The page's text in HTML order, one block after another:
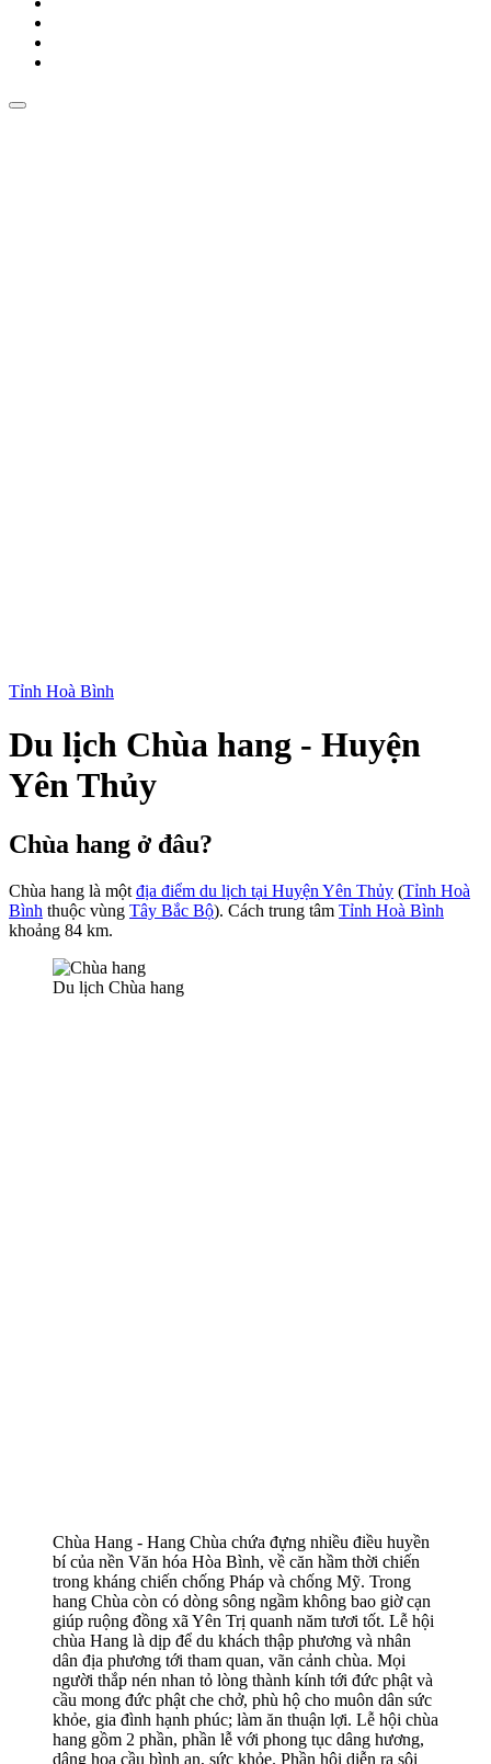
Tỉnh Hoà Bình
Du lịch Chùa hang - Huyện
Yên Thủy
Chùa hang ở đâu?
Chùa hang là một địa điểm du lịch tại Huyện Yên Thủy (Tỉnh Hoà
Bình thuộc vùng Tây Bắc Bộ). Cách trung tâm Tỉnh Hoà Bình
khoảng 84 km.
Du lịch Chùa hang
Chùa Hang - Hang Chùa chứa đựng nhiều điều huyền
bí của nền Văn hóa Hòa Bình, về căn hầm thời chiến
trong kháng chiến chống Pháp và chống Mỹ. Trong
hang Chùa còn có dòng sông ngầm không bao giờ cạn
giúp ruộng đồng xã Yên Trị quanh năm tươi tốt. Lễ hội
chùa Hang là dịp để du khách thập phương và nhân
dân địa phương tới tham quan, vãn cảnh chùa. Mọi
người thắp nén nhan tỏ lòng thành kính tới đức phật và
cầu mong đức phật che chở, phù hộ cho muôn dân sức
khỏe, gia đình hạnh phúc; làm ăn thuận lợi. Lễ hội chùa
hang gồm 2 phần, phần lễ với phong tục dâng hương,
dâng hoa cầu bình an, sức khỏe. Phần hội diễn ra sôi